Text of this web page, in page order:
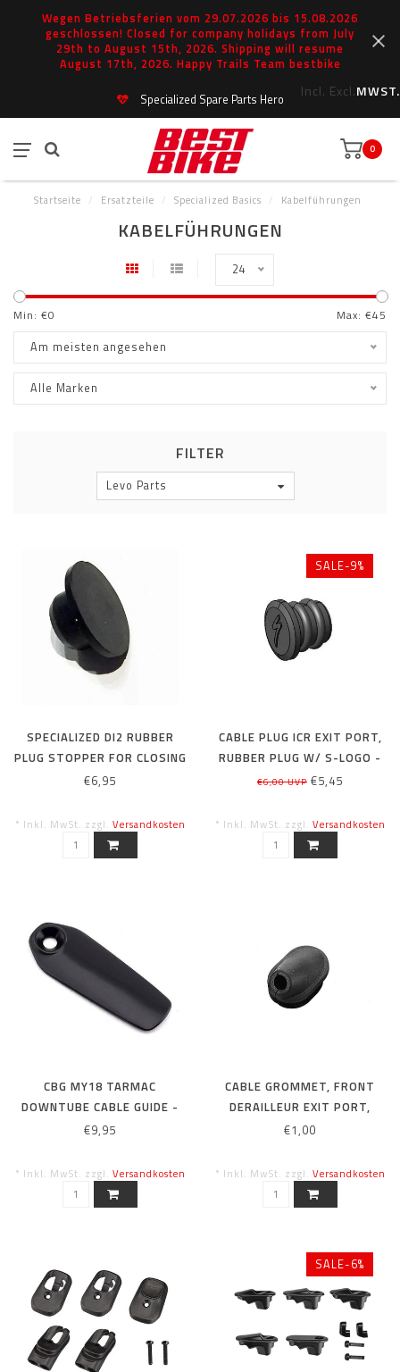
Wegen Betriebsferien vom 29.07.2026 bis 15.08.2026
geschlossen! Closed for company holidays from July
29th to August 15th, 2026. Shipping will resume
August 17th, 2026. Happy Trails Team bestbike
Incl. Excl.MWST.
Specialized Spare Parts Hero
0
Startseite / Ersatzteile / Specialized Basics / Kabelführungen
KABELFÜHRUNGEN
24
Min: €0 Max: €45
Am meisten angesehen
Alle Marken
FILTER
Levo Parts
SPECIALIZED DI2 RUBBER
PLUG STOPPER FOR CLOSING
UNUSED WIRE HOLES
€6,95
* Inkl. MwSt. zzgl. Versandkosten
SALE-9%
CABLE PLUG ICR EXIT PORT,
RUBBER PLUG W/ S-LOGO -
FLAT TOP, 7MM
€6,00 UVP €5,45
* Inkl. MwSt. zzgl. Versandkosten
CBG MY18 TARMAC
DOWNTUBE CABLE GUIDE -
ELECTRONIC SHIFT
€9,95
* Inkl. MwSt. zzgl. Versandkosten
CABLE GROMMET, FRONT
DERAILLEUR EXIT PORT,
SPLIT RUBBER GROMMET,
€1,00
* Inkl. MwSt. zzgl. Versandkosten
SALE-6%